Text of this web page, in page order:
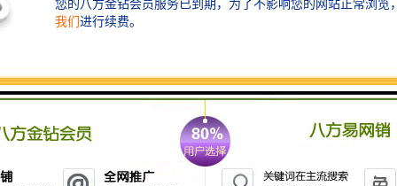
左上角进布总控制按钮至绿色。
织状况及工艺要求落布卷装或者车装。设定各部分的参
数，根据要加工的布的纬斜情况预设整纬器中快/中慢，
左快/右快。打铃通知进落布准备开机，待回铃后按下开
机按钮，加速指示灯闪烁，设定工艺要求的车速并确